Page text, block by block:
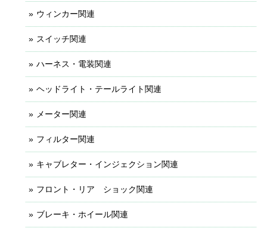
ウィンカー関連
スイッチ関連
ハーネス・電装関連
ヘッドライト・テールライト関連
メーター関連
フィルター関連
キャブレター・インジェクション関連
フロント・リア ショック関連
ブレーキ・ホイール関連